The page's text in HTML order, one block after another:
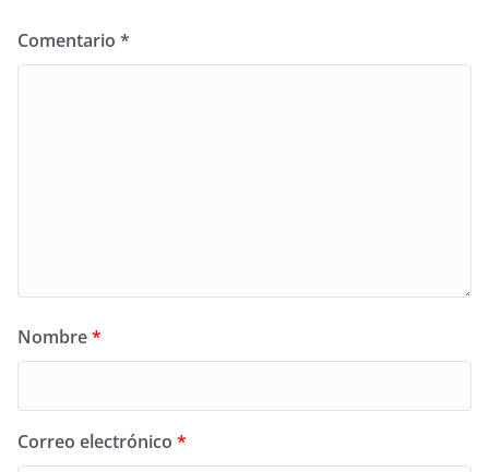
Comentario *
Nombre*
Correo electrónico *